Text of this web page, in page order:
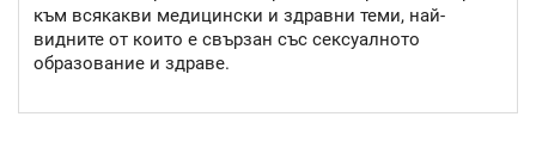
към всякакви медицински и здравни теми, най-
видните от които е свързан със сексуалното
образование и здраве.